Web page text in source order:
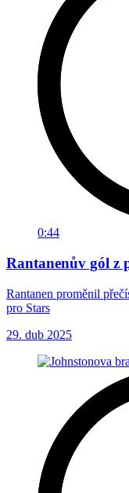
0:44
Rantanenův gól z
Rantanen proměnil
pro Stars
29. dub 2025